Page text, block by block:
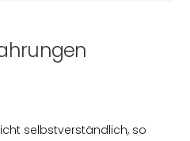
selbstverständlich, so